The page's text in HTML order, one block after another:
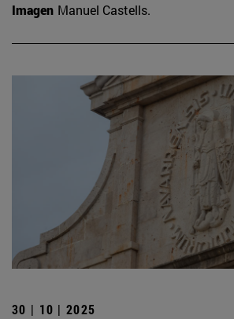
Imagen Manuel Castells.
30 | 10 | 2025